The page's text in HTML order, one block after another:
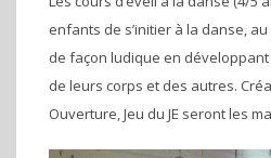
enfants de s’initier à la danse,
de façon ludique en
de leurs corps et des autres.
Ouverture, Jeu du JE seront les